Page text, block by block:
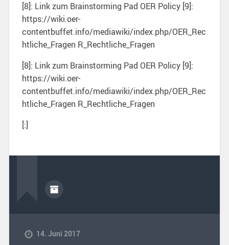
[8]: Link zum Brainstorming Pad OER Policy [9]:
https://wiki.oer-
contentbuffet.info/mediawiki/index.php/OER_Rec
htliche_Fragen R_Rechtliche_Fragen
[8]: Link zum Brainstorming Pad OER Policy [9]:
https://wiki.oer-
contentbuffet.info/mediawiki/index.php/OER_Rec
htliche_Fragen R_Rechtliche_Fragen
[:]
14. Juni 2017